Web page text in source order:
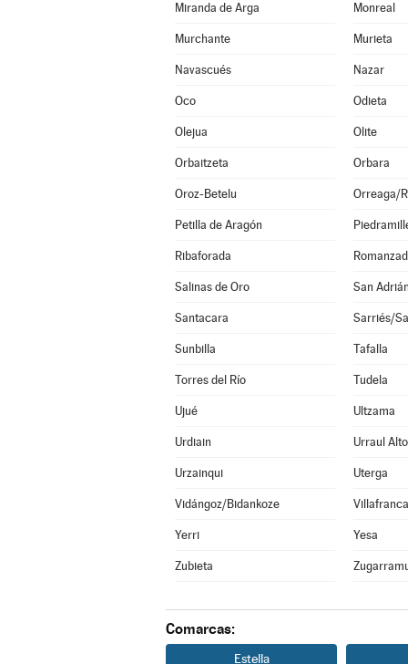
Miranda de Arga Monreal
Murchante Murieta
Navascués Nazar
Oco Odieta
Olejua Olite
Orbaitzeta Orbara
Oroz-Betelu Orreaga/
Petilla de Aragón
Ribaforada
Salinas de Oro San Adrián
Santacara Sarriés/
Sunbilla Tafalla
Torres del Río Tudela
Ujué Ultzama
Urdiain Urraul Alto
Urzainqui Uterga
Vidángoz/Bidankoze Villafranca
Yerri Yesa
Zubieta
Comarcas:
Estella